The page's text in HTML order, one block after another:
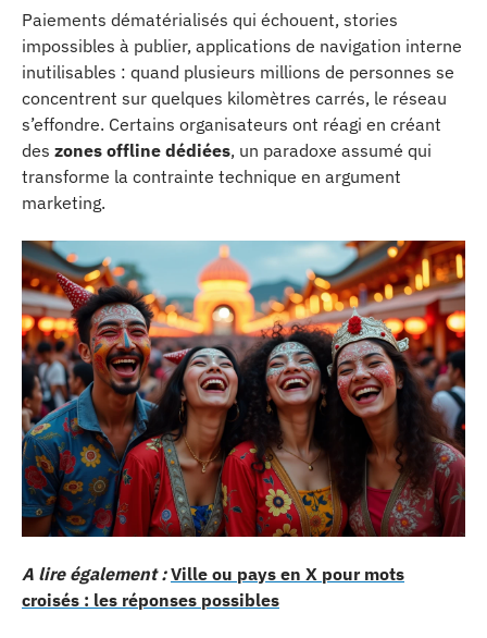
Paiements dématérialisés qui échouent, stories
impossibles à publier, applications de navigation interne
inutilisables : quand plusieurs millions de personnes se
concentrent sur quelques kilomètres carrés, le réseau
s’effondre. Certains organisateurs ont réagi en créant
des zones offline dédiées, un paradoxe assumé qui
transforme la contrainte technique en argument
marketing.
A lire également : Ville ou pays en X pour mots
croisés : les réponses possibles